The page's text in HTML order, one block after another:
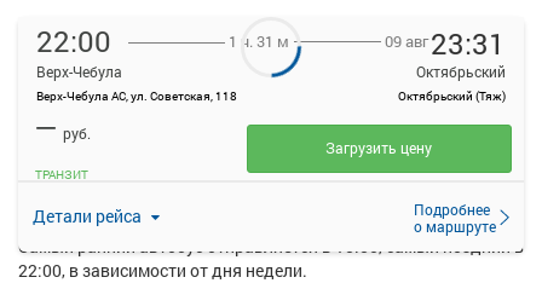
22:00
Верх-Чебула
Верх-Чебула АС, ул. Советская, 118
1 ч. 31 м 09 авг23:31
Октябрьский
Октябрьский (Тяж)
Детали рейса
Подробнее
о маршруте
— руб.
ТРАНЗИТ
Загрузить цену
На данной странице вы можете ознакомиться с расписанием и
купить билет онлайн на автобус Верх-Чебула - Октябрьский.
Перевозку пассажиров по данному направлению
осуществляют следующие перевозчики: Филиал ГПК ПАТ
пгт.Тяжинский.
Самый ранний автобус отправляется в 15:50, самый поздний в
22:00, в зависимости от дня недели.